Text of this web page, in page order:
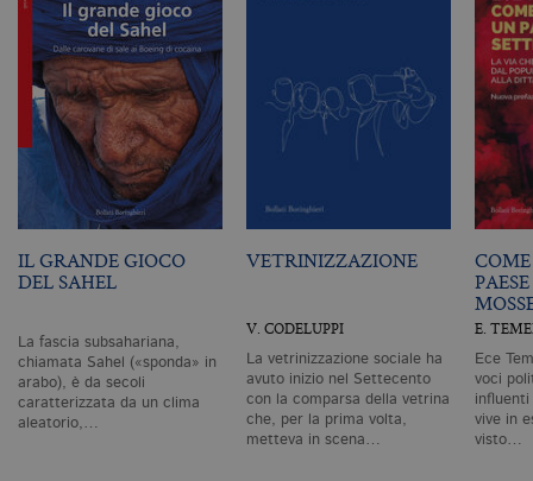
IL GRANDE GIOCO
DEL SAHEL
La fascia subsahariana,
chiamata Sahel («sponda» in
arabo), è da secoli
caratterizzata da un clima
aleatorio,…
VETRINIZZAZIONE
V. CODELUPPI
La vetrinizzazione sociale ha
avuto inizio nel Settecento
con la comparsa della vetrina
che, per la prima volta,
metteva in scena…
E.
Ece
voci
influenti
vive in
visto…
è
e